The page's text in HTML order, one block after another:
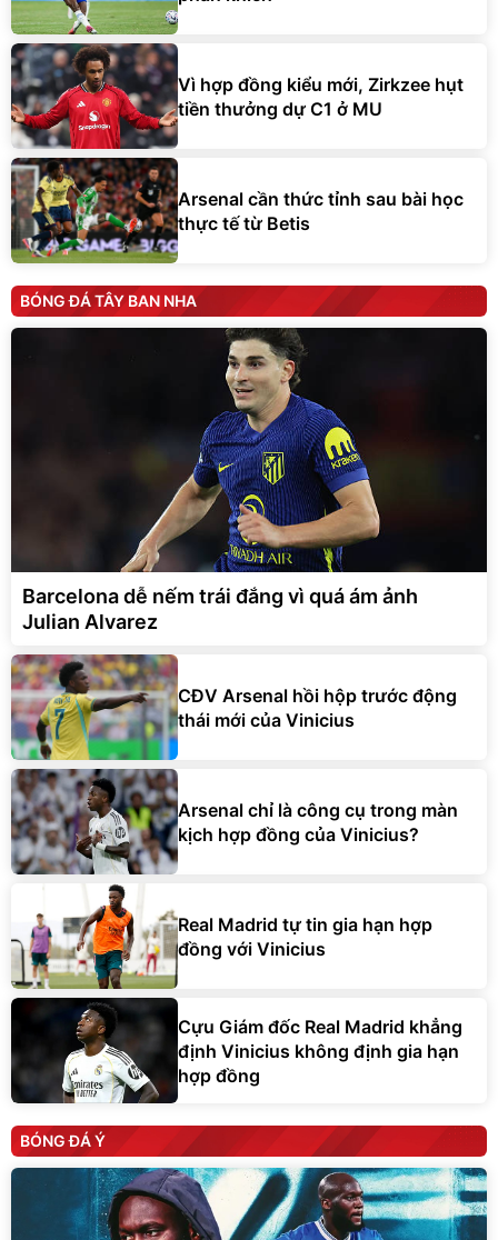
Vì hợp đồng kiểu mới, Zirkzee hụt
tiền thưởng dự C1 ở MU
Arsenal cần thức tỉnh sau bài học
thực tế từ Betis
BÓNG ĐÁ TÂY BAN NHA
Barcelona dễ nếm trái đắng vì quá ám ảnh
Julian Alvarez
CĐV Arsenal hồi hộp trước động
thái mới của Vinicius
Arsenal chỉ là công cụ trong màn
kịch hợp đồng của Vinicius?
Real Madrid tự tin gia hạn hợp
đồng với Vinicius
Cựu Giám đốc Real Madrid khẳng
định Vinicius không định gia hạn
hợp đồng
BÓNG ĐÁ Ý